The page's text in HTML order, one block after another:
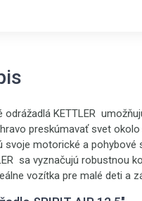
odrážadlá KETTLER
preskúmavať svet
svoje motorické a pohybové
sa vyznačujú robustnou
vozítka pre malé deti a